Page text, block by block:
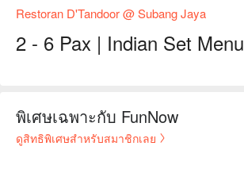
Restoran D'Tandoor @ Subang Jaya
2 - 6 Pax | Indian Set Menu
พิเศษเฉพาะกับ FunNow
ดูสิทธิพิเศษสำหรับสมาชิกเลย